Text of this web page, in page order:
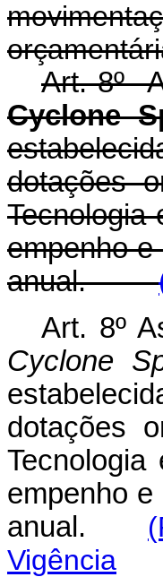
Art. 8º
Cyclone
dotações
Tecnologia
empenho
anual.
Art. 8º
Cyclone
dotações
empenho
anual.
Vigência